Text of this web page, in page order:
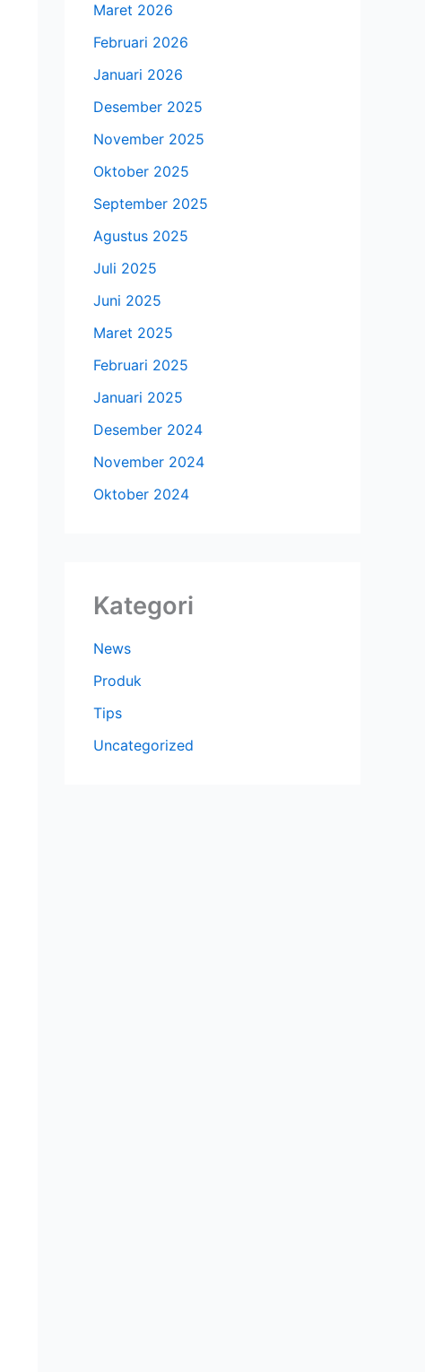
Maret 2026
Februari 2026
Januari 2026
Desember 2025
November 2025
Oktober 2025
September 2025
Agustus 2025
Juli 2025
Juni 2025
Maret 2025
Februari 2025
Januari 2025
Desember 2024
November 2024
Oktober 2024
Kategori
News
Produk
Tips
Uncategorized